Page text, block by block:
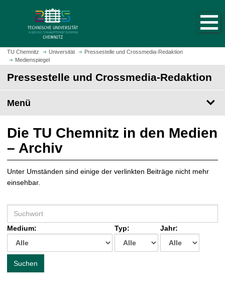
m
H
t
s
i
e
a
u
f
r
u
f
e
TU Chemnitz Universität
Pressestelle und Crossmedia-Redaktion
Medienspiegel
Pressestelle und Crossmedia-Redaktion
Menü
Die TU Chemnitz in den Medien
– Archiv
Unter Umständen sind einige der verlinkten Beiträge nicht mehr
einsehbar.
u
c
e
Medium: Typ: Jahr:
Suchen